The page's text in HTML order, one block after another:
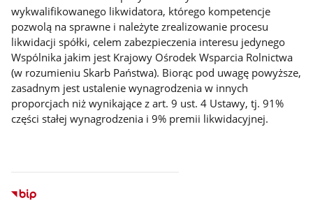
wykwalifikowanego likwidatora, którego kompetencje
pozwolą na sprawne i należyte zrealizowanie procesu
likwidacji spółki, celem zabezpieczenia interesu jedynego
Wspólnika jakim jest Krajowy Ośrodek Wsparcia Rolnictwa
(w rozumieniu Skarb Państwa). Biorąc pod uwagę powyższe,
zasadnym jest ustalenie wynagrodzenia w innych
proporcjach niż wynikające z art. 9 ust. 4 Ustawy, tj. 91%
części stałej wynagrodzenia i 9% premii likwidacyjnej.